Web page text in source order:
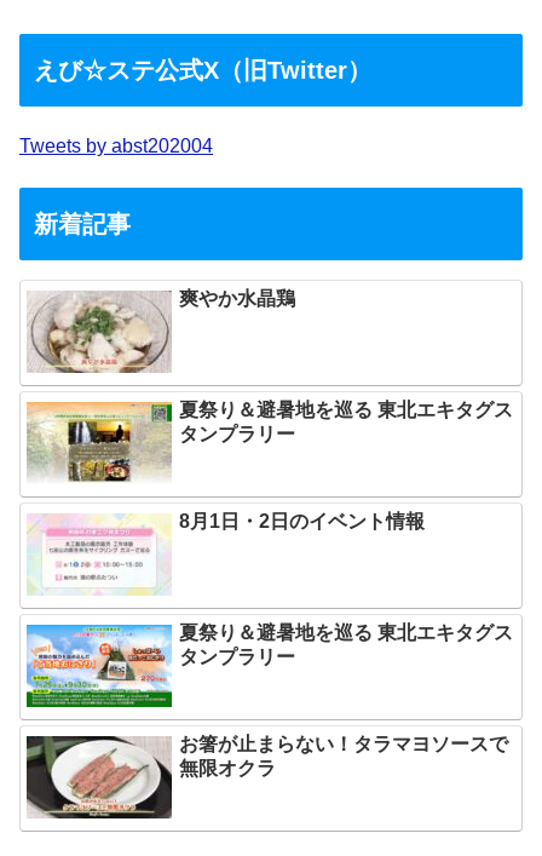
えび☆ステ公式X（旧Twitter）
Tweets by abst202004
新着記事
爽やか水晶鶏
夏祭り＆避暑地を巡る 東北エキタグス
タンプラリー
8月1日・2日のイベント情報
夏祭り＆避暑地を巡る 東北エキタグス
タンプラリー
お箸が止まらない！タラマヨソースで
無限オクラ